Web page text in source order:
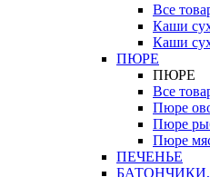
Все
Каши
Каши
ПЮРЕ
ПЮРЕ
Все
Пюре
Пюре
Пюре
ПЕЧЕНЬЕ